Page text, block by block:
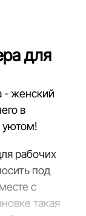
для
- женский
в
уютом!
рабочих
под
с
такая